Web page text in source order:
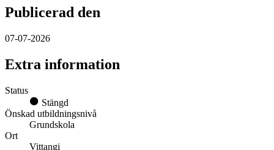
Publicerad den
07-07-2026
Extra information
Status
Stängd
Önskad utbildningsnivå
Grundskola
Ort
Vittangi